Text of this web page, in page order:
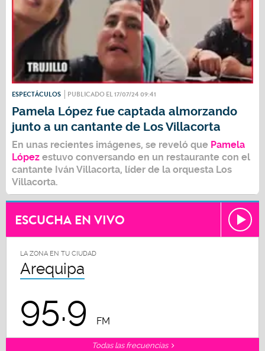
ESPECTÁCULOS PUBLICADO EL 17/07/24 09:41
Pamela López fue captada almorzando
junto a un cantante de Los Villacorta
En unas recientes imágenes, se reveló que Pamela
López estuvo conversando en un restaurante con el
cantante Iván Villacorta, líder de la orquesta Los
Villacorta.
ESCUCHA EN VIVO
LA ZONA EN TU CIUDAD
Arequipa
95.9 FM
Todas las frecuencias